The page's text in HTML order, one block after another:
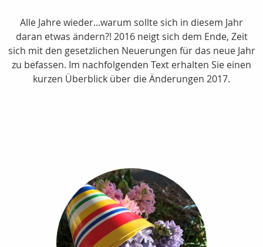
Alle Jahre wieder...warum sollte sich in diesem Jahr
daran etwas ändern?! 2016 neigt sich dem Ende, Zeit
sich mit den gesetzlichen Neuerungen für das neue Jahr
zu befassen. Im nachfolgenden Text erhalten Sie einen
kurzen Überblick über die Änderungen 2017.